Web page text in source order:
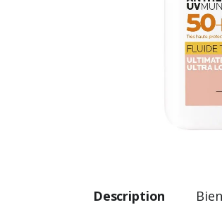
Description